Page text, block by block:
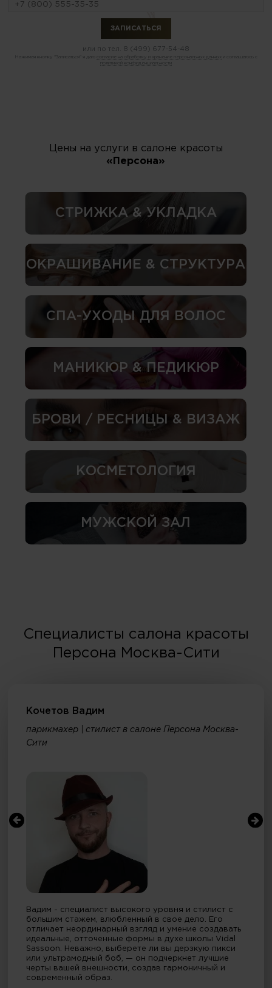
или по тел. 8 (499) 677-54-48
Нажимая кнопку "Записаться" я даю согласие на обработку и хранение персональных данных
политикой конфиденциальности
Цены на услуги в салоне красоты
«Персона»
СТРИЖКА & УКЛАДКА
ОКРАШИВАНИЕ & СТРУКТУРА
СПА-УХОДЫ ДЛЯ ВОЛОС
МАНИКЮР & ПЕДИКЮР
БРОВИ / РЕСНИЦЫ & ВИЗАЖ
КОСМЕТОЛОГИЯ
МУЖСКОЙ ЗАЛ
Специалисты салона красоты
Персона Москва-Сити
Кочетов Вадим
парикмахер | стилист в салоне Персона Москва-
Сити
Вадим - специалист высокого уровня и стилист с
большим стажем, влюбленный в свое дело. Его
отличает неординарный взгляд и умение создавать
идеальные, отточенные формы в духе школы Vidal
Sassoon. Неважно, выберете ли вы дерзкую пикси
или ультрамодный боб, — он подчеркнет лучшие
черты вашей внешности, создав гармоничный и
современный образ.